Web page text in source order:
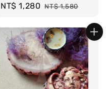
Sale
NT$ 1,280 Regular
NT$ 1,580